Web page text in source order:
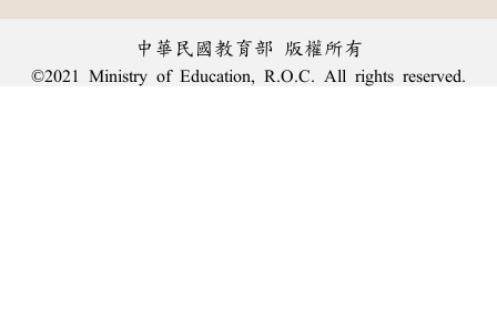
中華民國教育部 版權所有
©2021 Ministry of Education, R.O.C. All rights reserved.